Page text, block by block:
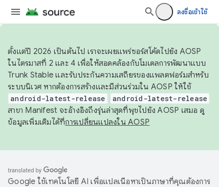
ลงชื่อเข้าใช้
ตั้งแต่ปี 2026 เป็นต้นไป เราจะเผยแพร่ซอร์สโค้ดไปยัง AOSP
ในไตรมาสที่ 2 และ 4 เพื่อให้สอดคล้องกับโมเดลการพัฒนาแบบ
Trunk Stable และรับประกันความเสถียรของแพลตฟอร์มสำหรับ
ระบบนิเวศ หากต้องการสร้างและมีส่วนร่วมใน AOSP ให้ใช้
android-latest-release android-latest-release
สาขา Manifest จะอ้างอิงถึงรุ่นล่าสุดที่พุชไปยัง AOSP เสมอ ดู
ข้อมูลเพิ่มเติมได้ที่การเปลี่ยนแปลงใน AOSP
Google ใช้เทคโนโลยี AI เพื่อแปลเนื้อหาเป็นภาษาที่คุณต้องการ